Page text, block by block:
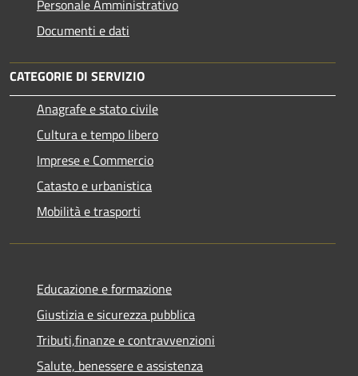
Personale Amministrativo
Documenti e dati
CATEGORIE DI SERVIZIO
Anagrafe e stato civile
Cultura e tempo libero
Imprese e Commercio
Catasto e urbanistica
Mobilità e trasporti
Educazione e formazione
Giustizia e sicurezza pubblica
Tributi,finanze e contravvenzioni
Salute, benessere e assistenza